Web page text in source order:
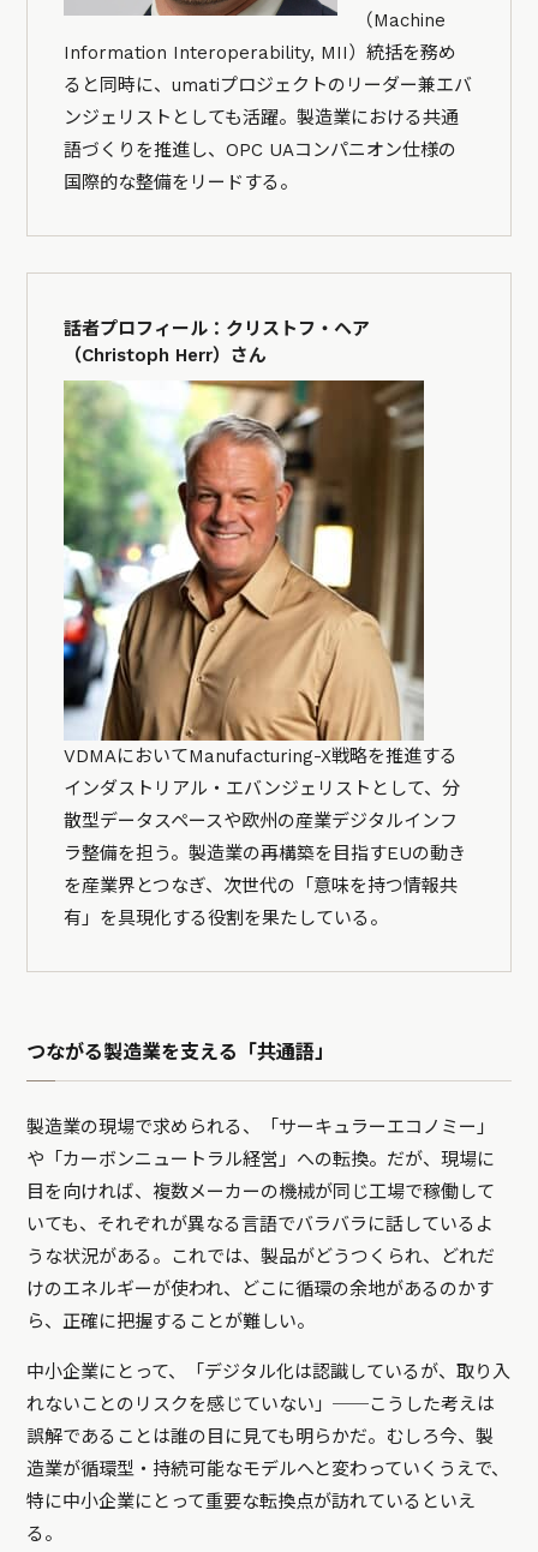
（Machine
Information Interoperability, MII）統括を務め
ると同時に、umatiプロジェクトのリーダー兼エバ
ンジェリストとしても活躍。製造業における共通
語づくりを推進し、OPC UAコンパニオン仕様の
国際的な整備をリードする。
話者プロフィール：クリストフ・ヘア
（Christoph Herr）さん
VDMAにおいてManufacturing-X戦略を推進する
インダストリアル・エバンジェリストとして、分
散型データスペースや欧州の産業デジタルインフ
ラ整備を担う。製造業の再構築を目指すEUの動き
を産業界とつなぎ、次世代の「意味を持つ情報共
有」を具現化する役割を果たしている。
つながる製造業を支える「共通語」
製造業の現場で求められる、「サーキュラーエコノミー」
や「カーボンニュートラル経営」への転換。だが、現場に
目を向ければ、複数メーカーの機械が同じ工場で稼働して
いても、それぞれが異なる言語でバラバラに話しているよ
うな状況がある。これでは、製品がどうつくられ、どれだ
けのエネルギーが使われ、どこに循環の余地があるのかす
ら、正確に把握することが難しい。
中小企業にとって、「デジタル化は認識しているが、取り入
れないことのリスクを感じていない」──こうした考えは
誤解であることは誰の目に見ても明らかだ。むしろ今、製
造業が循環型・持続可能なモデルへと変わっていくうえで、
特に中小企業にとって重要な転換点が訪れているといえ
る。